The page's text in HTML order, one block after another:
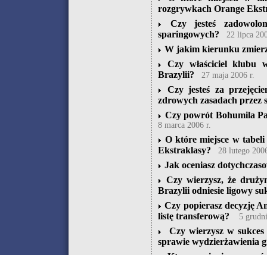
rozgrywkach Orange
Czy jesteś
sparingowych?
22 lipca
W jakim kierunku
Czy właściciel klubu
Brazylii?
27 maja 2006 r.
Czy jesteś za
zdrowych zasadach przez
Czy powrót Bohumila
8 marca 2006 r.
O które miejsce w
Ekstraklasy?
28 lutego
Jak oceniasz
Czy wierzysz, że
Brazylii odniesie ligowy
Czy popierasz decyzję
listę transferową?
5
Czy wierzysz w
sprawie wydzierżawienia